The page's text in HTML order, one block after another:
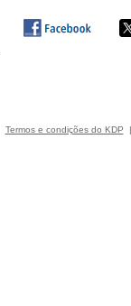
Termos e condições do KDP